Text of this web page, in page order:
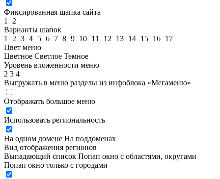
Фиксированная шапка сайта
1
2
Варианты шапок
1
2 3 4 5 6 7 8 9 10 11 12 13 14 15 16 17
Цвет меню
Цветное Светлое Темное
Уровень вложенности меню
2 3 4
Выгружать в меню разделы из инфоблока «Мегаменю»
Отображать большое меню
Использовать региональность
На одном домене На поддоменах
Вид отображения регионов
Выпадающий список Попап окно c областями, округами
Попап окно только с городами